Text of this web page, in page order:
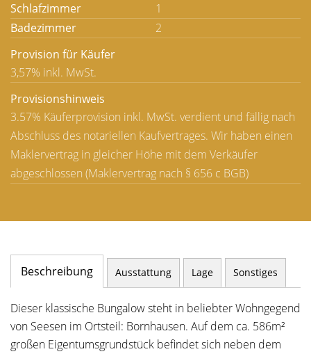
Schlafzimmer
1
Badezimmer
2
Provision für Käufer
3,57% inkl. MwSt.
Provisionshinweis
3.57% Käuferprovision inkl. MwSt. verdient und fällig nach
Abschluss des notariellen Kaufvertrages. Wir haben einen
Maklervertrag in gleicher Höhe mit dem Verkäufer
abgeschlossen (Maklervertrag nach § 656 c BGB)
Beschreibung Ausstattung Lage Sonstiges
Dieser klassische Bungalow steht in beliebter Wohngegend
von Seesen im Ortsteil: Bornhausen. Auf dem ca. 586m²
großen Eigentumsgrundstück befindet sich neben dem